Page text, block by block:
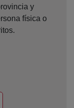
y
física o